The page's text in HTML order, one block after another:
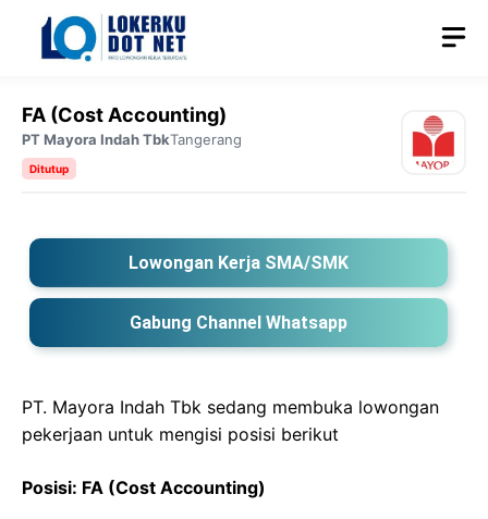
Langsung
FA (Cost Accounting)
PT Mayora Indah TbkTangerang
Ditutup
Lowongan Kerja SMA/SMK
Gabung Channel Whatsapp
PT. Mayora Indah Tbk sedang membuka lowongan
pekerjaan untuk mengisi posisi berikut
Posisi: FA (Cost Accounting)